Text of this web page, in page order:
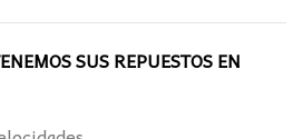
SUS REPUESTOS EN